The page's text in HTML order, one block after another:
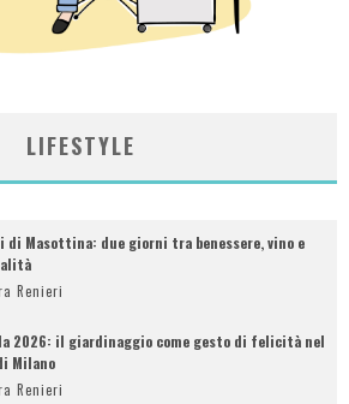
LIFESTYLE
di Masottina: due giorni tra benessere, vino e
Renieri
2026: il giardinaggio come gesto di felicità nel
Milano
Renieri